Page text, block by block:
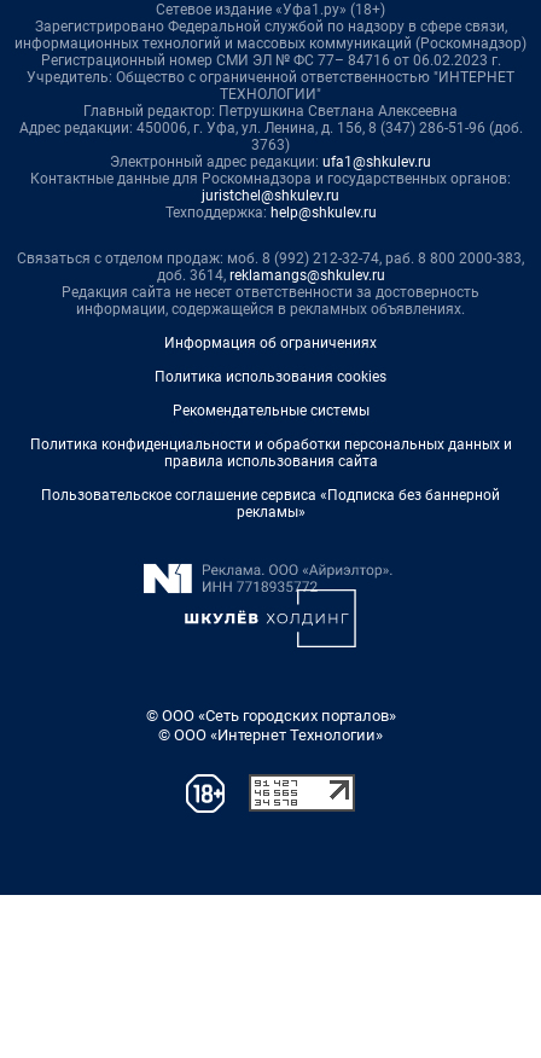
Сетевое издание «Уфа1.ру» (18+)
Зарегистрировано Федеральной службой по надзору в сфере связи,
информационных технологий и массовых коммуникаций (Роскомнадзор)
Регистрационный номер СМИ ЭЛ № ФС 77– 84716 от 06.02.2023 г.
Учредитель: Общество с ограниченной ответственностью "ИНТЕРНЕТ
ТЕХНОЛОГИИ"
Главный редактор: Петрушкина Светлана Алексеевна
Адрес редакции: 450006, г. Уфа, ул. Ленина, д. 156, 8 (347) 286-51-96 (доб.
3763)
Электронный адрес редакции: ufa1@shkulev.ru
Контактные данные для Роскомнадзора и государственных органов:
juristchel@shkulev.ru
Техподдержка: help@shkulev.ru
Связаться с отделом продаж: моб. 8 (992) 212-32-74, раб. 8 800 2000-383,
доб. 3614, reklamangs@shkulev.ru
Редакция сайта не несет ответственности за достоверность
информации, содержащейся в рекламных объявлениях.
Информация об ограничениях
Политика использования cookies
Рекомендательные системы
Политика конфиденциальности и обработки персональных данных и
правила использования сайта
Пользовательское соглашение сервиса «Подписка без баннерной
рекламы»
© ООО «Сеть городских порталов»
© ООО «Интернет Технологии»